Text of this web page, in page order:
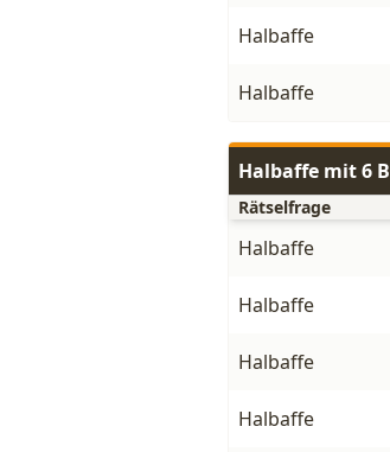
Halbaffe
Halbaffe
Halbaffe mit 6
Rätselfrage
Halbaffe
Halbaffe
Halbaffe
Halbaffe